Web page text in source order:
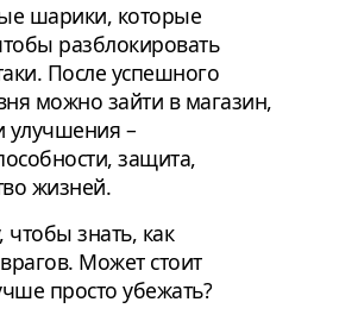
шарики, которые
разблокировать
После успешного
можно зайти в магазин,
улучшения –
защита,
жизней.
чтобы знать, как
Может стоит
просто убежать?